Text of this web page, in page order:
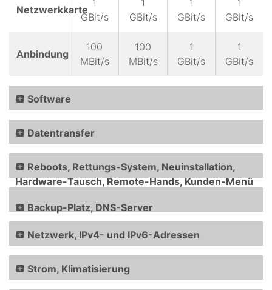
Netzwerkkarte
1
GBit/s
1
GBit/s
1
GBit/s
1
GBit/s
Anbindung
100
MBit/s
100
MBit/s
1
GBit/s
1
GBit/s
Software
Datentransfer
Reboots, Rettungs-System, Neuinstallation,
Hardware-Tausch, Remote-Hands, Kunden-Menü
Backup-Platz, DNS-Server
Netzwerk, IPv4- und IPv6-Adressen
Strom, Klimatisierung